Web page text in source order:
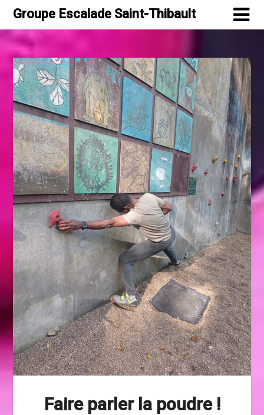
Skip
content
Groupe Escalade Saint-Thibault
Faire parler la poudre !